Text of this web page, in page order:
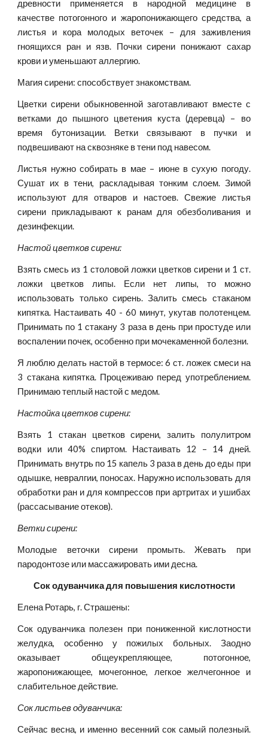
древности применяется в народной медицине в
качестве потогонного и жаропонижающего средства, а
листья и кора молодых веточек – для заживления
гноящихся ран и язв. Почки сирени понижают сахар
крови и уменьшают аллергию.
Магия сирени: способствует знакомствам.
Цветки сирени обыкновенной заготавливают вместе с
ветками до пышного цветения куста (деревца) – во
время бутонизации. Ветки связывают в пучки и
подвешивают на сквозняке в тени под навесом.
Листья нужно собирать в мае – июне в сухую погоду.
Сушат их в тени, раскладывая тонким слоем. Зимой
используют для отваров и настоев. Свежие листья
сирени прикладывают к ранам для обезболивания и
дезинфекции.
Настой цветков сирени:
Взять смесь из 1 столовой ложки цветков сирени и 1 ст.
ложки цветков липы. Если нет липы, то можно
использовать только сирень. Залить смесь стаканом
кипятка. Настаивать 40 - 60 минут, укутав полотенцем.
Принимать по 1 стакану 3 раза в день при простуде или
воспалении почек, особенно при мочекаменной болезни.
Я люблю делать настой в термосе: 6 ст. ложек смеси на
3 стакана кипятка. Процеживаю перед употреблением.
Принимаю теплый настой с медом.
Настойка цветков сирени:
Взять 1 стакан цветков сирени, залить полулитром
водки или 40% спиртом. Настаивать 12 – 14 дней.
Принимать внутрь по 15 капель 3 раза в день до еды при
одышке, невралгии, поносах. Наружно использовать для
обработки ран и для компрессов при артритах и ушибах
(рассасывание отеков).
Ветки сирени:
Молодые веточки сирени промыть. Жевать при
пародонтозе или массажировать ими десна.
Сок одуванчика для повышения кислотности
Елена Ротарь, г. Страшены:
Сок одуванчика полезен при пониженной кислотности
желудка, особенно у пожилых больных. Заодно
оказывает общеукрепляющее, потогонное,
жаропонижающее, мочегонное, легкое желчегонное и
слабительное действие.
Сок листьев одуванчика:
Сейчас весна, и именно весенний сок самый полезный.